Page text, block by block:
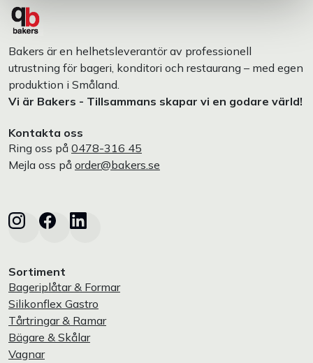
Bakers är en helhetsleverantör av professionell
utrustning för bageri, konditori och restaurang – med egen
produktion i Småland.
Vi är Bakers - Tillsammans skapar vi en godare värld!
Kontakta oss
Ring oss på 0478-316 45
Mejla oss på order@bakers.se
Sortiment
Bageriplåtar & Formar
Silikonflex Gastro
Tårtringar & Ramar
Bägare & Skålar
Vagnar